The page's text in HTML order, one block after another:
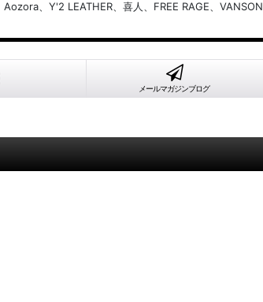
、Y'2 LEATHER、喜人、FREE RAGE、VANSON
メールマガジンブログ